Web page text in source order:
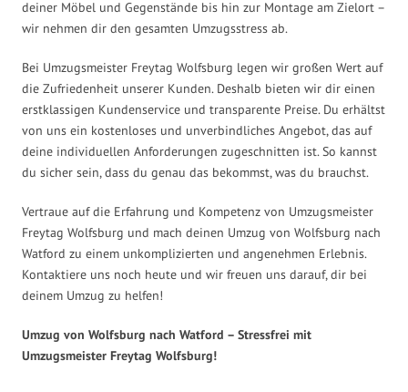
deiner Möbel und Gegenstände bis hin zur Montage am Zielort –
wir nehmen dir den gesamten Umzugsstress ab.
Bei Umzugsmeister Freytag Wolfsburg legen wir großen Wert auf
die Zufriedenheit unserer Kunden. Deshalb bieten wir dir einen
erstklassigen Kundenservice und transparente Preise. Du erhältst
von uns ein kostenloses und unverbindliches Angebot, das auf
deine individuellen Anforderungen zugeschnitten ist. So kannst
du sicher sein, dass du genau das bekommst, was du brauchst.
Vertraue auf die Erfahrung und Kompetenz von Umzugsmeister
Freytag Wolfsburg und mach deinen Umzug von Wolfsburg nach
Watford zu einem unkomplizierten und angenehmen Erlebnis.
Kontaktiere uns noch heute und wir freuen uns darauf, dir bei
deinem Umzug zu helfen!
Umzug von Wolfsburg nach Watford – Stressfrei mit
Umzugsmeister Freytag Wolfsburg!